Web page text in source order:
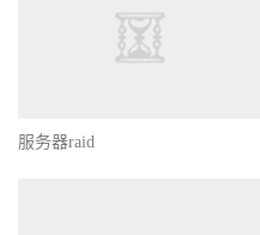
服务器raid